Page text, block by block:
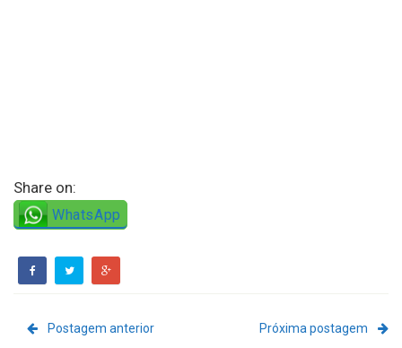
Share on:
WhatsApp
Postagem anterior Próxima postagem